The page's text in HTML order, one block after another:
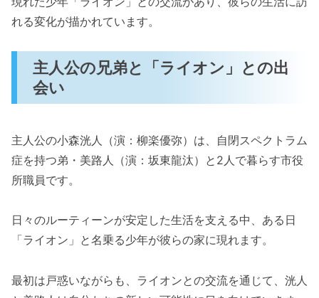
れる変化が描かれています。
主人公の兄弟と「ライオン」との出
会い
主人公の小森洸人（演：柳楽優弥）は、自閉スペクトラム
症を持つ弟・美路人（演：坂東龍汰）と2人で暮らす市役
所職員です。
日々のルーティーンが安定した生活を支える中、ある日
「ライオン」と名乗る少年が彼らの家に現れます。
最初は戸惑いながらも、ライオンとの交流を通じて、洸人